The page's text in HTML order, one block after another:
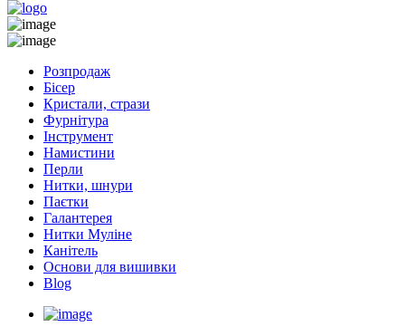
Розпродаж
Бісер
Кристали, стрази
Фурнітура
Інструмент
Намистини
Перли
Нитки, шнури
Паєтки
Галантерея
Нитки Муліне
Канітель
Основи для вишивки
Blog